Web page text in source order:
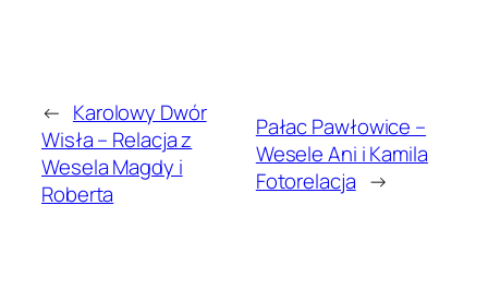
← Karolowy Dwór
Wisła – Relacja z
Wesela Magdy i
Roberta
Pałac Pawłowice –
Wesele Ani i Kamila
Fotorelacja →